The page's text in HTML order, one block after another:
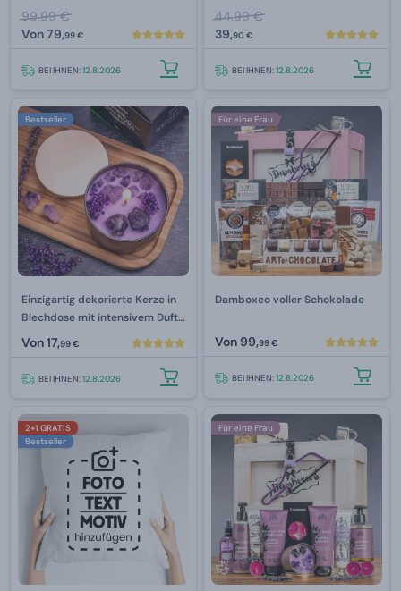
99,99 €
Von79,99 €
BEI IHNEN:12.8.2026
44,99 €
39,90 €
BEI IHNEN:12.8.2026
Bestseller
Einzigartig dekorierte Kerze in
Blechdose mit intensivem Duft
– Lavendel 200 g
Von17,99 €
BEI IHNEN:12.8.2026
Für eine Frau
Damboxeo voller Schokolade
Von 99,99 €
BEI IHNEN:12.8.2026
2+1 GRATIS
Bestseller
Für eine Frau